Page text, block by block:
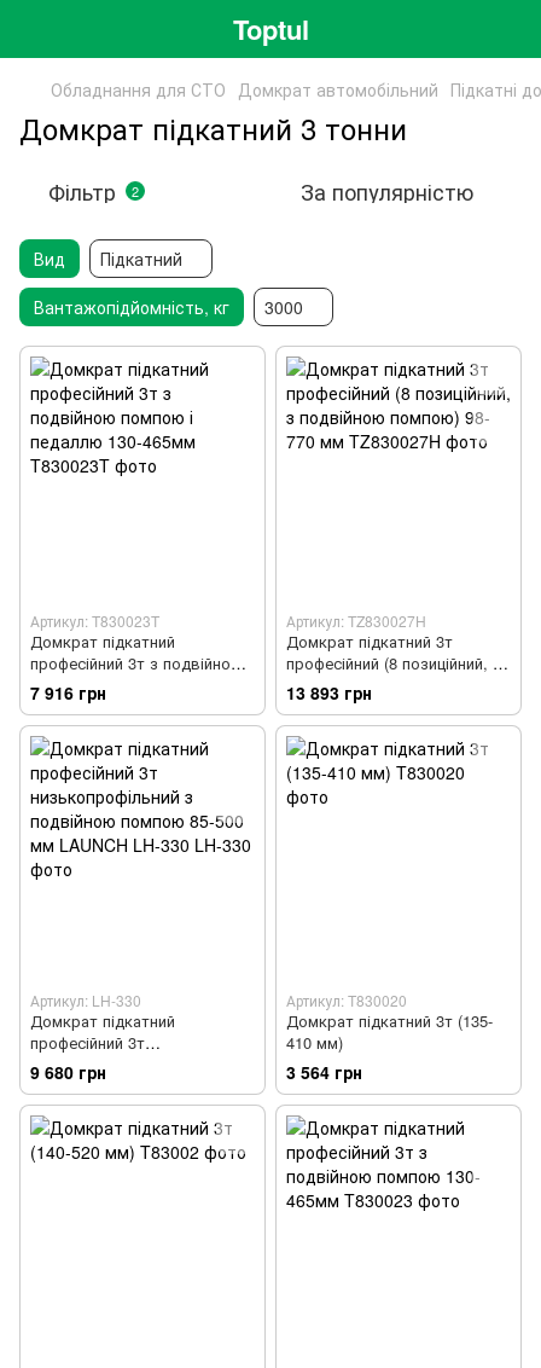
Toptul
Обладнання для СТО Домкрат автомобільний Підкатні
Домкрат підкатний 3 тонни
Фільтр 2 За популярністю
Вид
Підкатний
Вантажопідйомність, кг
3000
Артикул: T830023T
Домкрат підкатний
професійний 3т з подвійною
помпою і педаллю 130-465мм
7 916 грн
Артикул: TZ830027H
Домкрат підкатний 3т
професійний (8 позиційний, з
подвійною помпою) 98-770
мм
13 893 грн
Артикул: LH-330
Домкрат підкатний
професійний 3т
низькопрофільний з
подвійною помпою 85-500 мм
LAUNCH LH-330
9 680 грн
Артикул: T830020
Домкрат підкатний 3т (135-
410 мм)
3 564 грн